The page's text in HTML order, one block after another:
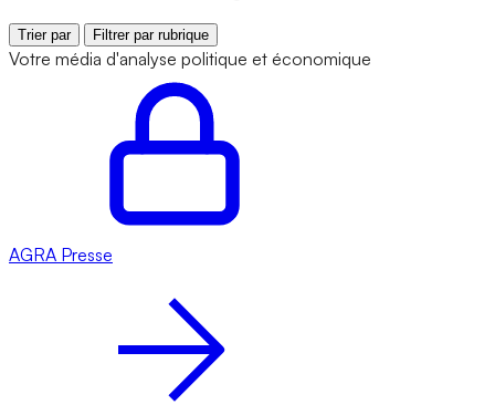
Trier par Filtrer par rubrique
Votre média d'analyse politique et économique
AGRA Presse